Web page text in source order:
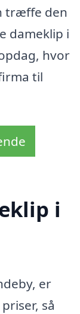
træffe den
dameklip i
hvor
til
i
er
så